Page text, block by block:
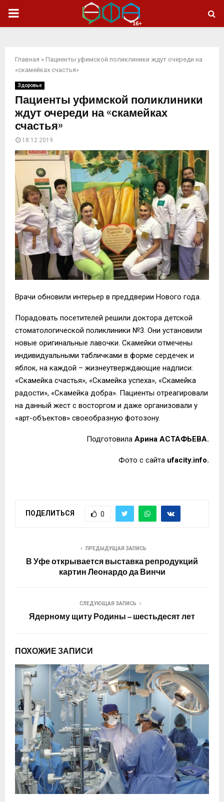
ОСНОВНОЕ
Главная » Пациенты уфимской поликлиники ждут очереди на
«скамейках счастья»
Здоровье
Пациенты уфимской поликлиники
ждут очереди на «скамейках
счастья»
18.12.2019
Врачи обновили интерьер в преддверии Нового года.
Порадовать посетителей решили доктора детской
стоматологической поликлиники №3. Они установили
новые оригинальные лавочки. Скамейки отмечены
индивидуальными табличками в форме сердечек и
яблок, на каждой – жизнеутверждающие надписи:
«Скамейка счастья», «Скамейка успеха», «Скамейка
радости», «Скамейка добра». Пациенты отреагировали
на данный жест с восторгом и даже организовали у
«арт-объектов» своеобразную фотозону.
Подготовила Арина АСТАФЬЕВА.
Фото с сайта ufacity.info.
ПОДЕЛИТЬСЯ 0
ПРЕДЫДУЩАЯ ЗАПИСЬ
В Уфе открывается выставка репродукций
картин Леонардо да Винчи
СЛЕДУЮЩАЯ ЗАПИСЬ
Ядерному щиту Родины – шестьдесят лет
ПОХОЖИЕ ЗАПИСИ